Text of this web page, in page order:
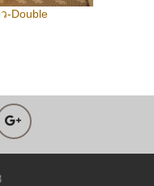
-Double